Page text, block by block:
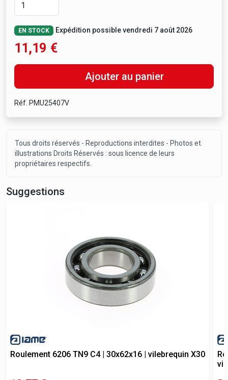
EN STOCK Expédition possible vendredi 7 août 2026
11,19 €
Ajouter au panier
Réf. PMU25407V
Tous droits réservés - Reproductions interdites - Photos et
illustrations Droits Réservés : sous licence de leurs
propriétaires respectifs.
Suggestions
Roulement 6206 TN9 C4 | 30x62x16 | vilebrequin X30